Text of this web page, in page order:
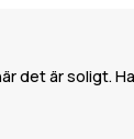
det är soligt.